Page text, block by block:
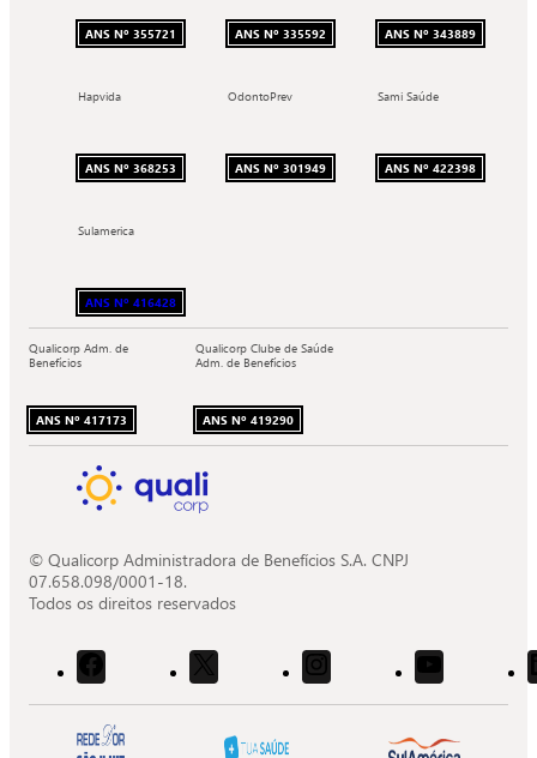
ANS Nº 355721 ANS Nº 335592 ANS Nº 343889
Hapvida
ANS Nº 368253
OdontoPrev
ANS Nº 301949
Sami Saúde
ANS Nº 422398
Sulamerica
ANS Nº 416428
Qualicorp Adm. de
Benefícios
ANS Nº 417173
Qualicorp Clube de Saúde
Adm. de Benefícios
ANS Nº 419290
© Qualicorp Administradora de Benefícios S.A. CNPJ
07.658.098/0001-18.
Todos os direitos reservados
Acessar
o
Facebook
da
Quali.
Acessar
o
X
Quali.
Acessar
o
Instagram
Acessar
o
Youtube
Quali.